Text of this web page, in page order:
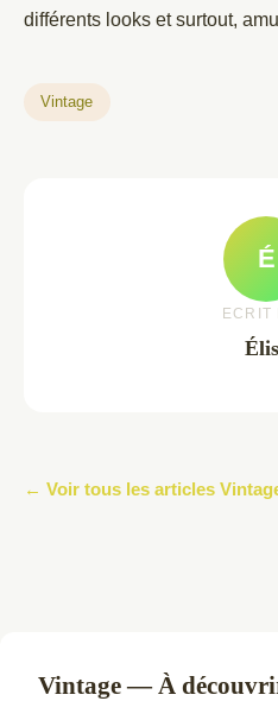
différents looks et surtout,
Vintage
É
ECRIT
← Voir tous les articles
Vintage — À